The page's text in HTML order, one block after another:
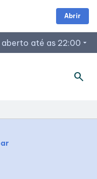
aberto até as 22:00 arrow_drop_down
search
Abrir